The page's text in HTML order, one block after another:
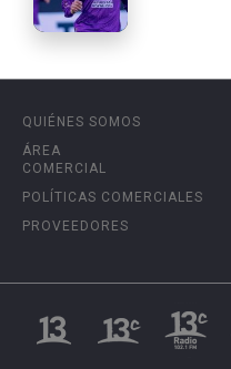
QUIÉNES SOMOS
ÁREA
COMERCIAL
POLÍTICAS COMERCIALES
PROVEEDORES